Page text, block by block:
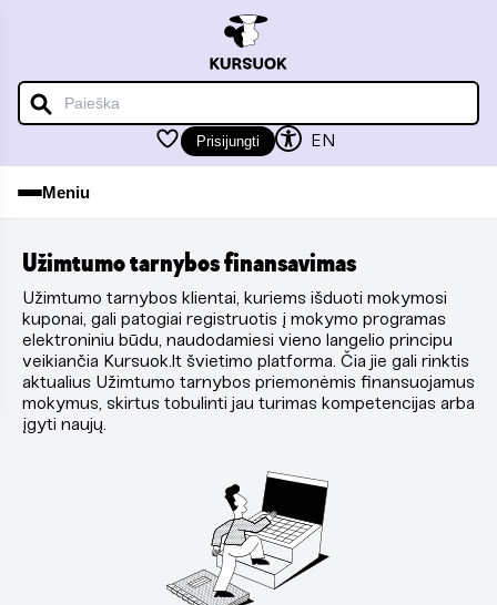
Prisijungti EN
Meniu
Užimtumo tarnybos finansavimas
Užimtumo tarnybos klientai, kuriems išduoti mokymosi
kuponai, gali patogiai registruotis į mokymo programas
elektroniniu būdu, naudodamiesi vieno langelio principu
veikiančia Kursuok.lt švietimo platforma. Čia jie gali rinktis
aktualius Užimtumo tarnybos priemonėmis finansuojamus
mokymus, skirtus tobulinti jau turimas kompetencijas arba
įgyti naujų.